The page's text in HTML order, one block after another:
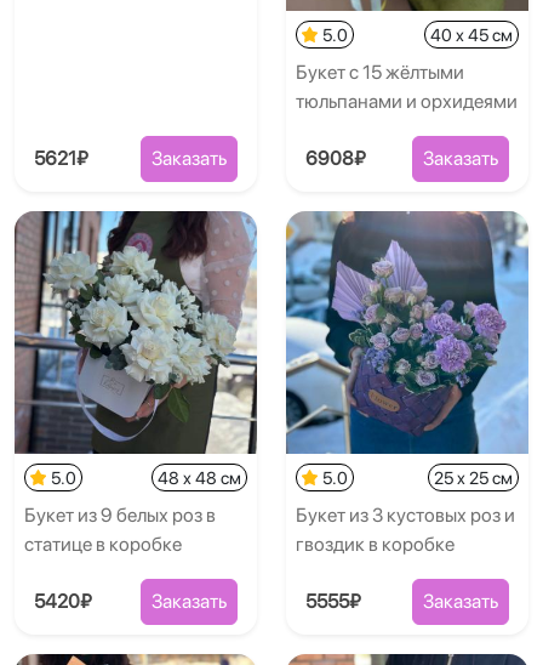
5621₽ Заказать
5.0 40 x 45 см
Букет с 15 жёлтыми
тюльпанами и орхидеями
6908₽ Заказать
5.0 48 x 48 см
Букет из 9 белых роз в
статице в коробке
5420₽ Заказать
5.0 25 x 25 см
Букет из 3 кустовых роз и
гвоздик в коробке
5555₽ Заказать